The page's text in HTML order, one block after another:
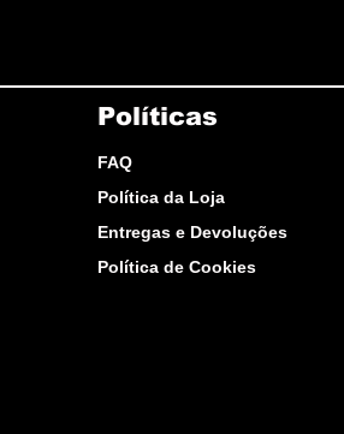
Políticas
FAQ
Política da Loja
Entregas e Devoluções
Política de Cookies